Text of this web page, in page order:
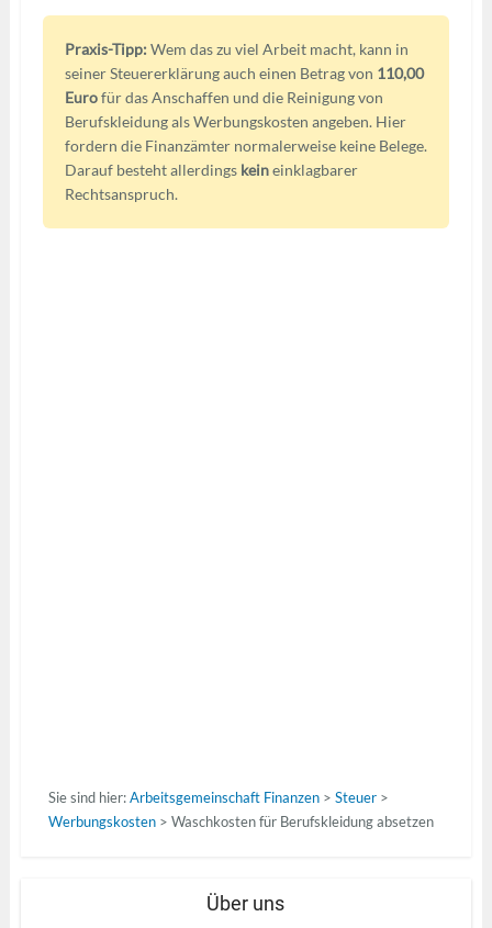
Praxis-Tipp: Wem das zu viel Arbeit macht, kann in
seiner Steuererklärung auch einen Betrag von 110,00
Eurofür das Anschaffen und die Reinigung von
Berufskleidung als Werbungskosten angeben. Hier
fordern die Finanzämter normalerweise keine Belege.
Darauf besteht allerdings keineinklagbarer
Rechtsanspruch.
Sie sind hier: Arbeitsgemeinschaft Finanzen> Steuer>
Werbungskosten> Waschkosten für Berufskleidung absetzen
Über uns